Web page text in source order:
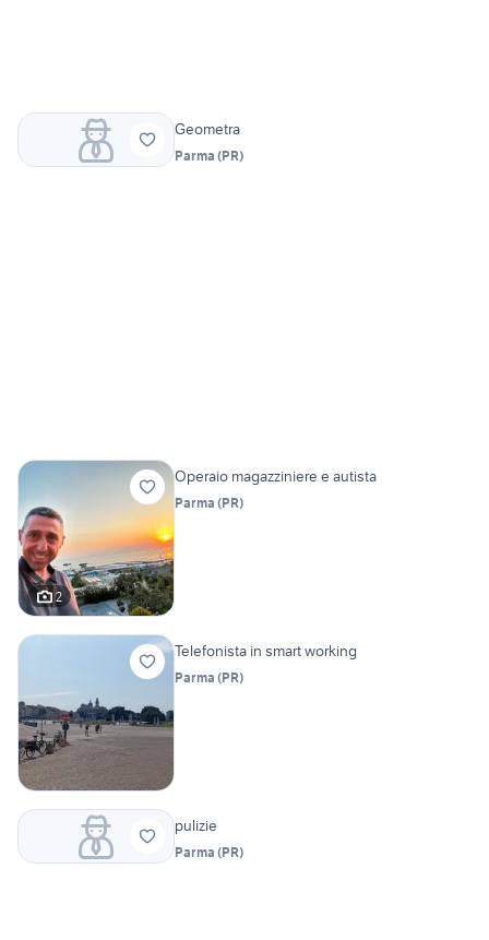
Geometra
Parma (PR)
2
Operaio magazziniere e autista
Parma (PR)
Telefonista in smart working
Parma (PR)
pulizie
Parma (PR)